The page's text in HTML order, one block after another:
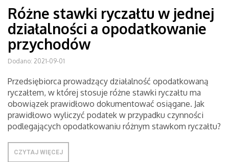
Różne stawki ryczałtu w jednej
działalności a opodatkowanie
przychodów
Dodano: 2021-09-01
Przedsiębiorca prowadzący działalność opodatkowaną
ryczałtem, w której stosuje różne stawki ryczałtu ma
obowiązek prawidłowo dokumentować osiągane. Jak
prawidłowo wyliczyć podatek w przypadku czynności
podlegających opodatkowaniu różnym stawkom ryczałtu?
CZYTAJ WIĘCEJ